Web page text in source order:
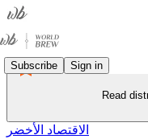
Subscribe Sign in
Read
الاقتصاد الأخضر